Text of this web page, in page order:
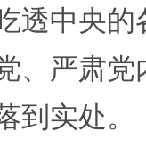
透中央
、严肃
到实处。